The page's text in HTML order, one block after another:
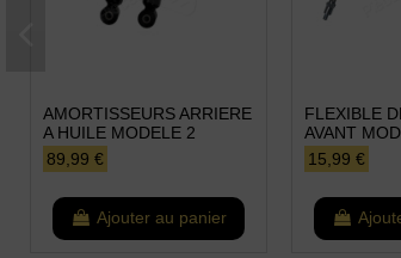
AMORTISSEURS ARRIERE
A HUILE MODELE 2
89,99 €
Ajouter au panier
FLEXIBLE
AVANT
15,99 €